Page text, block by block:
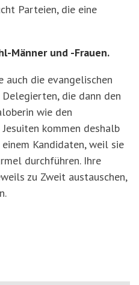
Parteien, die eine
Männer und -Frauen.
auch die evangelischen
die dann den
wie den
kommen deshalb
Kandidaten, weil sie
durchführen. Ihre
zu Zweit austauschen,